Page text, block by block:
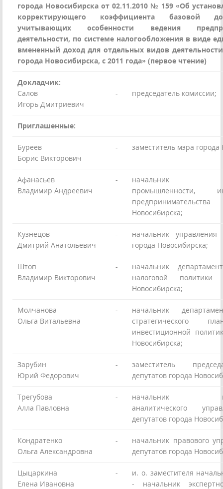
города Новосибирска от 02.11.2010 № 159 «Об
корректирующего коэффициента базовой
учитывающих особенности ведения
деятельности, по системе налогообложения в виде
вмененный доход для отдельных видов
города Новосибирска, с 2011 года» (первое чтение)
Докладчик:
Салов
Игорь Дмитриевич
- председатель комиссии;
Приглашенные:
Буреев
Борис Викторович
- заместитель мэра города
Афанасьев
Владимир Андреевич
-
начальник
промышленности,
Новосибирска;
Кузнецов
Дмитрий Анатольевич
-
начальник
города Новосибирска;
Штоп
Владимир Викторович
-
начальник
налоговой
Новосибирска;
Молчанова
Ольга Витальевна
-
начальник
стратегического
инвестиционной
Новосибирска;
Зарубин
Юрий Федорович
-
заместитель
депутатов города
Трегубова
Алла Павловна
-
начальник
аналитического
депутатов города
Кондратенко
Ольга Александровна
-
начальник правового
депутатов города
Цыцаркина
Елена Ивановна
-
и. о. заместителя
- начальник